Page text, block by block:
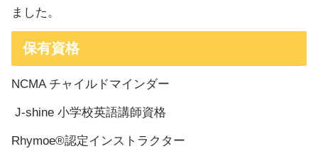
ました。
保有資格
NCMA チャイルドマインダー
J-shine 小学校英語講師資格
Rhymoe®認定インストラクター